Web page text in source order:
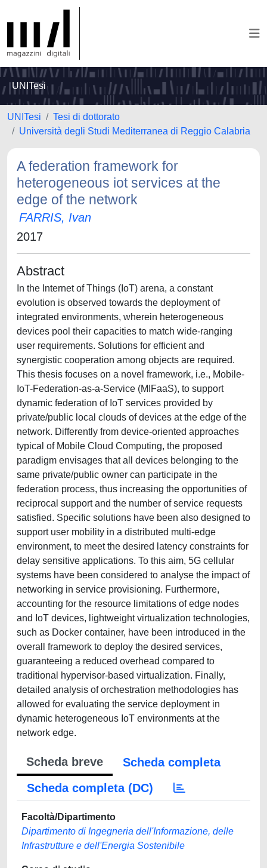
UNITesi
UNITesi
Tesi di dottorato
Università degli Studi Mediterranea di Reggio Calabria
A federation framework for
heterogeneous iot services at the
edge of the network
FARRIS, Ivan
2017
Abstract
In the Internet of Things (IoT) arena, a constant
evolution is observed towards the deployment of
integrated environments, wherein heterogeneous
devices pool their capacities to match wide-ranging
user requirements. Solutions for efficient and
synergistic cooperation among objects are required.
This thesis focuses on a novel framework, i.e., Mobile-
IoT-Federation-as-a-Service (MIFaaS), to support
dynamic federation of IoT services provided by
private/public local clouds of devices at the edge of the
network. Differently from device-oriented approaches
typical of Mobile Cloud Computing, the proposed
paradigm envisages that all devices belonging to the
same private/public owner can participate in the
federation process, thus increasing the opportunities of
reciprocal support and the number of service requests
satisfied. Specific solutions have been also designed to
support user mobility in a distributed multi-edge
environment, to meet the desired latency constraints for
delay sensitive applications. To this aim, 5G cellular
systems have been considered to analyse the impact of
networking in service provisioning. Furthermore,
accounting for the resource limitations of edge nodes
and IoT devices, lightweight virtualization technologies,
such as Docker container, have been introduced in the
overall framework to deploy the desired services,
guaranteeing a reduced overhead compared to
traditional hypervisor-based virtualization. Finally,
detailed analysis of orchestration methodologies has
allowed for evaluating the service deployment in
dynamic heterogeneous IoT environments at the
network edge.
Scheda breve
Scheda completa
Scheda completa (DC)
Facoltà/Dipartimento
Dipartimento di Ingegneria dell'Informazione, delle
Infrastrutture e dell'Energia Sostenibile